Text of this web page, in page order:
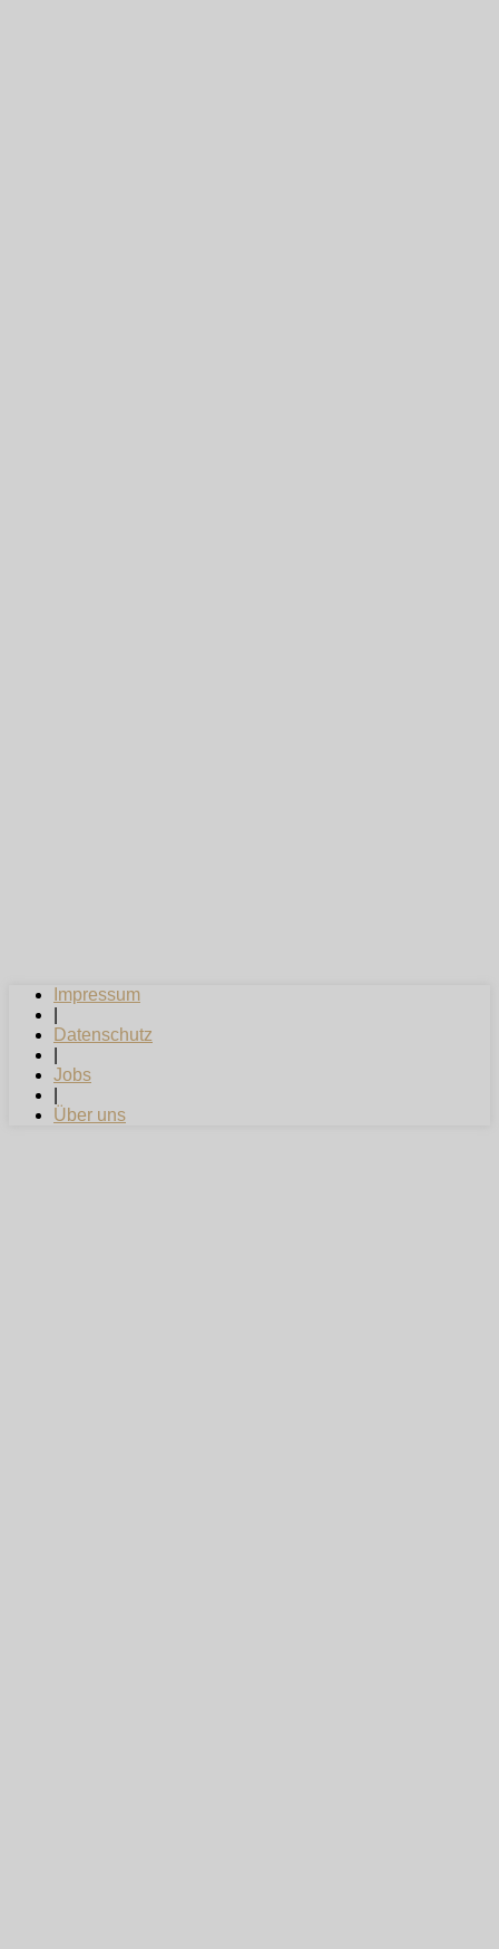
Impressum
Datenschutz
Jobs
Über uns